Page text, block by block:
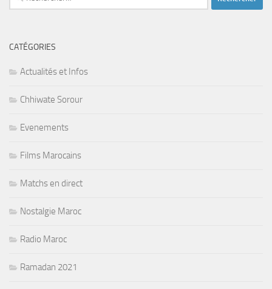
CATÉGORIES
Actualités et Infos
Chhiwate Sorour
Evenements
Films Marocains
Matchs en direct
Nostalgie Maroc
Radio Maroc
Ramadan 2021